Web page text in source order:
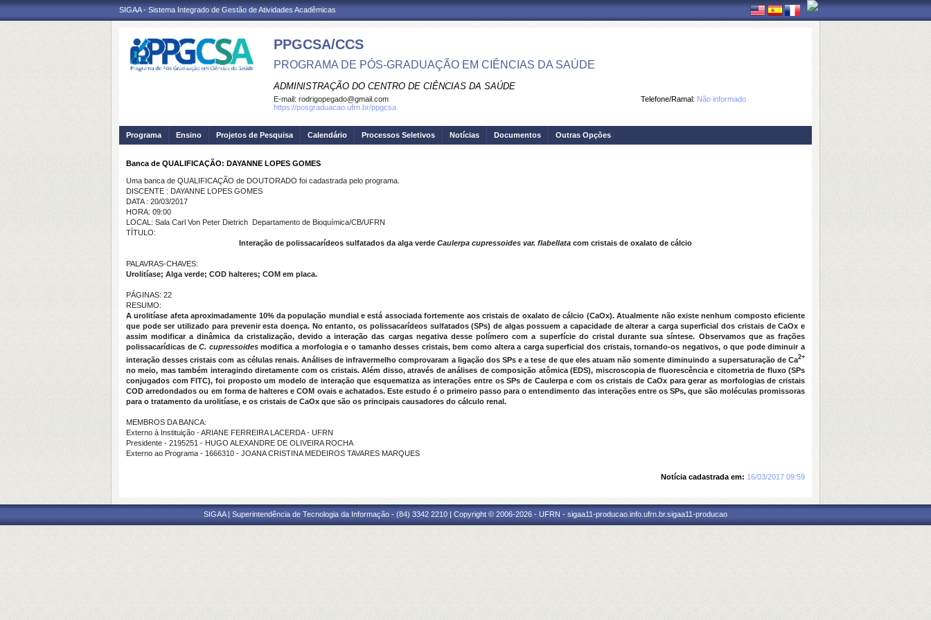
SIGAA - Sistema Integrado de Gestão de Atividades Acadêmicas
PPGCSA/CCS
PROGRAMA DE PÓS-GRADUAÇÃO EM CIÊNCIAS DA SAÚDE
ADMINISTRAÇÃO DO CENTRO DE CIÊNCIAS DA SAÚDE
Telefone/Ramal: Não informado
E-mail: rodrigopegado@gmail.com
https://posgraduacao.ufrn.br/ppgcsa
Programa Ensino Projetos de Pesquisa Calendário Processos Seletivos Notícias Documentos Outras Opções
Banca de QUALIFICAÇÃO: DAYANNE LOPES GOMES
Uma banca de QUALIFICAÇÃO de DOUTORADO foi cadastrada pelo programa.
DISCENTE : DAYANNE LOPES GOMES
DATA : 20/03/2017
HORA: 09:00
LOCAL: Sala Carl Von Peter Dietrich  Departamento de Bioquímica/CB/UFRN
TÍTULO:
Interação de polissacarídeos sulfatados da alga verde Caulerpa cupressoides var. flabellata com cristais de oxalato de cálcio
PALAVRAS-CHAVES:
Urolitíase; Alga verde; COD halteres; COM em placa.
PÁGINAS: 22
RESUMO:
A urolitíase afeta aproximadamente 10% da população mundial e está associada fortemente aos cristais de oxalato de cálcio (CaOx). Atualmente não existe nenhum composto eficiente
que pode ser utilizado para prevenir esta doença. No entanto, os polissacarídeos sulfatados (SPs) de algas possuem a capacidade de alterar a carga superficial dos cristais de CaOx e
assim modificar a dinâmica da cristalização, devido a interação das cargas negativa desse polímero com a superfície do cristal durante sua síntese. Observamos que as frações
polissacarídicas deC. cupressoidesmodifica a morfologia e o tamanho desses cristais, bem como altera a carga superficial dos cristais, tornando-os negativos, o que pode diminuir a
interação desses cristais com as células renais. Análises de infravermelho comprovaram a ligação dos SPs e a tese de que eles atuam não somente diminuindo a supersaturação de Ca2+
no meio, mas também interagindo diretamente com os cristais. Além disso, através de análises de composição atômica (EDS), miscroscopia de fluorescência e citometria de fluxo (SPs
conjugados com FITC), foi proposto um modelo de interação que esquematiza as interações entre os SPs de Caulerpa e com os cristais de CaOx para gerar as morfologias de cristais
COD arredondados ou em forma de halteres e COM ovais e achatados. Este estudo é o primeiro passo para o entendimento das interações entre os SPs, que são moléculas promissoras
para o tratamento da urolitíase, e os cristais de CaOx que são os principais causadores do cálculo renal.
MEMBROS DA BANCA:
Externo à Instituição - ARIANE FERREIRA LACERDA - UFRN
Presidente - 2195251 - HUGO ALEXANDRE DE OLIVEIRA ROCHA
Externo ao Programa - 1666310 - JOANA CRISTINA MEDEIROS TAVARES MARQUES
Notícia cadastrada em: 16/03/2017 09:59
SIGAA | Superintendência de Tecnologia da Informação - (84) 3342 2210 | Copyright © 2006-2026 - UFRN - sigaa11-producao.info.ufrn.br.sigaa11-producao